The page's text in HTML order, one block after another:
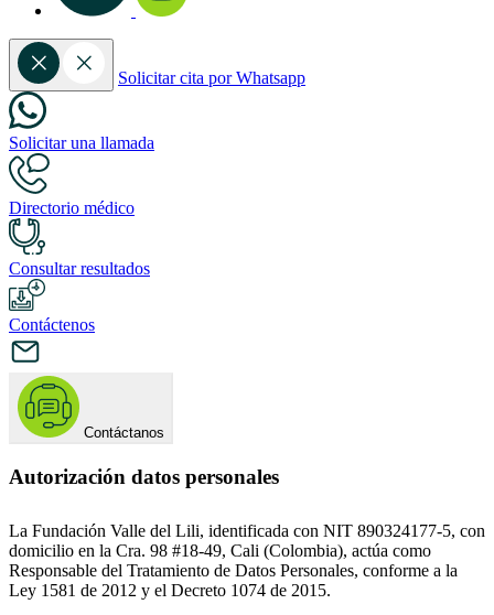
Solicitar cita por Whatsapp
Solicitar una llamada
Directorio médico
Consultar resultados
Contáctenos
Contáctanos
Autorización datos personales
La Fundación Valle del Lili, identificada con NIT 890324177-5, con
domicilio en la Cra. 98 #18-49, Cali (Colombia), actúa como
Responsable del Tratamiento de Datos Personales, conforme a la
Ley 1581 de 2012 y el Decreto 1074 de 2015.